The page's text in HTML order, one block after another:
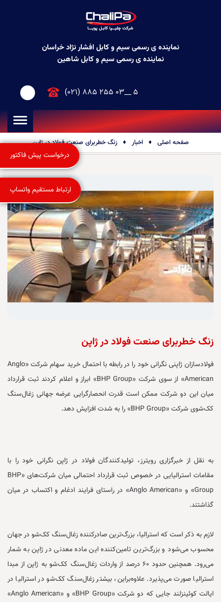
نماینده ی رسمی سیم و کابل افشار نژاد خراسان
نماینده ی رسمی سیم و کابل شاهین
(021) 885 255 03__ 5
درخواست پیش فاکتور
ارتباط مستقیم واتساپ
صفحه اصلی ♦ اخبار ♦ زنگ خطربرای صنعت فولاد در ژاپن
زنگ خطربرای صنعت فولاد در ژاپن
فولادسازان ژاپنی نگرانی خود را در رابطه با احتمال خرید سهام شرکت «Anglo
American» از سوی شرکت «BHP Group» ابراز و اعلام کردند ثبت قرارداد
میان این دو شرکت ممکن است قدرت انحصارگرایی عرضه جهانی زغال‌سنگ
کک‌شوی شرکت «BHP Group» را به شدت افزایش دهد.
به‌ نقل از خبرگزاری رویترز، تولیدکنندگان فولاد در ژاپن نگرانی خود را با
مقامات استرالیایی در خصوص ثبت قرارداد احتمالی میان شرکت‌های «BHP
Group» و «Anglo American» در راستای فرایند ادغام و اکتساب در میان
گذاشتند.
لازم به ذکر است که استرالیا، بزرگ‌ترین صادرکننده زغال‌سنگ کک‌شو در جهان
محسوب می‌شود و بزرگ‌ترین تامین‌کننده این ماده معدنی در ژاپن به شمار
می‌رود. همچنین حدود ۶۰ درصد از واردات زغال‌سنگ کک‌شو به ژاپن از مبدا
استرالیا صورت می‌پذیرد. علاوه‌براین، بیشتر زغال‌سنگ کک‌شو در استرالیا در
ایالت کوئینزلند جایی که دو شرکت «BHP Group» و «Anglo American»